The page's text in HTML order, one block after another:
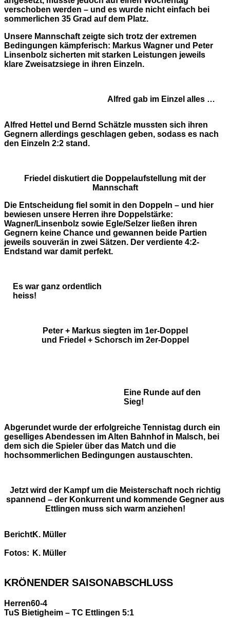
verschoben werden – und es wurde nicht einfach bei
sommerlichen 35 Grad auf dem Platz.
Unsere Mannschaft zeigte sich trotz der extremen
Bedingungen kämpferisch: Markus Wagner und Peter
Linsenbolz sicherten mit starken Leistungen jeweils
klare Zweisatzsiege in ihren Einzeln.
Alfred gab im Einzel alles …
Alfred Hettel und Bernd Schätzle mussten sich ihren
Gegnern allerdings geschlagen geben, sodass es nach
den Einzeln 2:2 stand.
Friedel diskutiert die Doppelaufstellung mit der
Mannschaft
Die Entscheidung fiel somit in den Doppeln – und hier
bewiesen unsere Herren ihre Doppelstärke:
Wagner/Linsenbolz sowie Egle/Selzer ließen ihren
Gegnern keine Chance und gewannen beide Partien
jeweils souverän in zwei Sätzen. Der verdiente 4:2-
Endstand war damit perfekt.
Es war ganz ordentlich
heiss!
Peter + Markus siegten im 1er-Doppel
und Friedel + Schorsch im 2er-Doppel
Eine Runde auf den
Sieg!
Abgerundet wurde der erfolgreiche Tennistag durch ein
geselliges Abendessen im Alten Bahnhof in Malsch, bei
dem sich die Spieler über das Match und die
hochsommerlichen Bedingungen austauschten.
Jetzt wird der Kampf um die Meisterschaft noch richtig
spannend – der Konkurrent und kommende Gegner aus
Ettlingen muss sich warm anziehen!
Bericht:
Fotos:
K. Müller
K. Müller
KRÖNENDER SAISONABSCHLUSS
Herren60-4
TuS Bietigheim – TC Ettlingen 5:1